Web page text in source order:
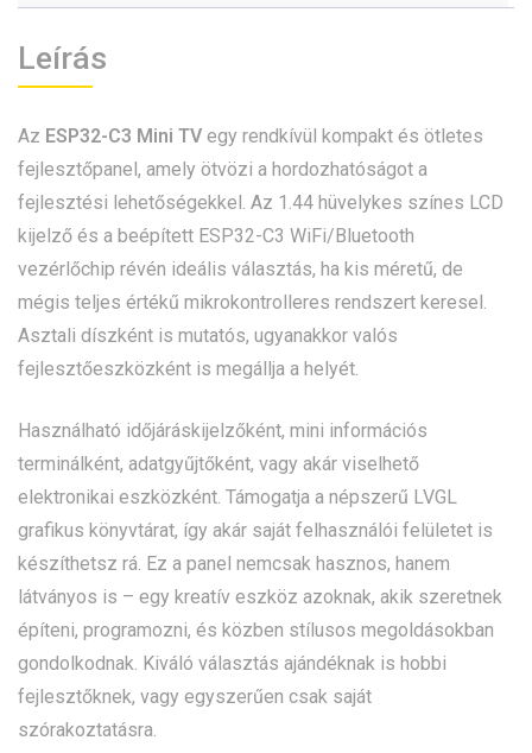
Leírás
Az ESP32-C3 Mini TV egy rendkívül kompakt és ötletes
fejlesztőpanel, amely ötvözi a hordozhatóságot a
fejlesztési lehetőségekkel. Az 1.44 hüvelykes színes LCD
kijelző és a beépített ESP32-C3 WiFi/Bluetooth
vezérlőchip révén ideális választás, ha kis méretű, de
mégis teljes értékű mikrokontrolleres rendszert keresel.
Asztali díszként is mutatós, ugyanakkor valós
fejlesztőeszközként is megállja a helyét.
Használható időjáráskijelzőként, mini információs
terminálként, adatgyűjtőként, vagy akár viselhető
elektronikai eszközként. Támogatja a népszerű LVGL
grafikus könyvtárat, így akár saját felhasználói felületet is
készíthetsz rá. Ez a panel nemcsak hasznos, hanem
látványos is – egy kreatív eszköz azoknak, akik szeretnek
építeni, programozni, és közben stílusos megoldásokban
gondolkodnak. Kiváló választás ajándéknak is hobbi
fejlesztőknek, vagy egyszerűen csak saját
szórakoztatásra.